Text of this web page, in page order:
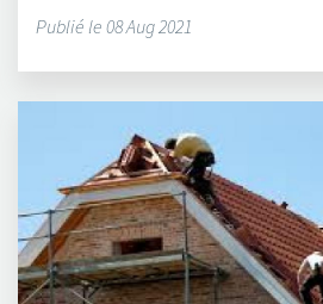
Publié le 08 Aug 2021